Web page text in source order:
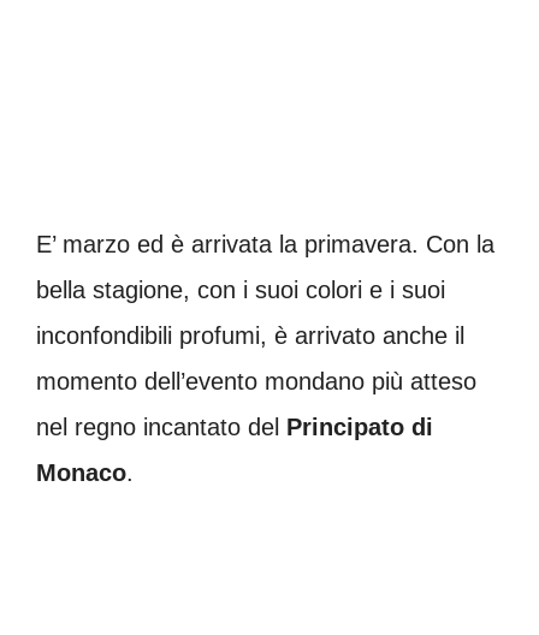
E’ marzo ed è arrivata la primavera. Con la
bella stagione, con i suoi colori e i suoi
inconfondibili profumi, è arrivato anche il
momento dell’evento mondano più atteso
nel regno incantato del Principato di
Monaco.